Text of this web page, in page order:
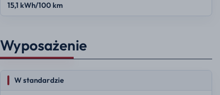
15,1 kWh/100 km
Wyposażenie
W standardzie